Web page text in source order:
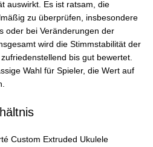
auswirkt. Es ist ratsam, die
zu überprüfen, insbesondere
oder bei Veränderungen der
wird die Stimmstabilität der
bis gut bewertet.
Wahl für Spieler, die Wert auf
Custom Extruded Ukulele